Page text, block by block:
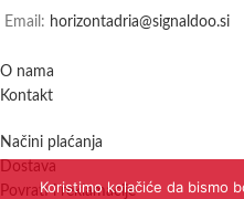
Email: horizontadria@signaldoo.si
O nama
Kontakt
Načini plaćanja
Dostava
Povrati i reklamacije
Koristimo kolačiće da bismo